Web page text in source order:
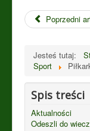
Poprzedni
Jesteś tutaj:
Sport
Spis treści
Aktualności
Odeszli do